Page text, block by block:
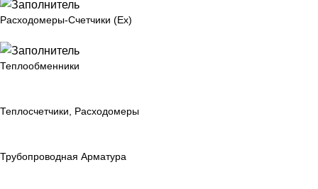
Расходомеры-Счетчики (Ex)
Теплообменники
Теплосчетчики, Расходомеры
Трубопроводная Арматура